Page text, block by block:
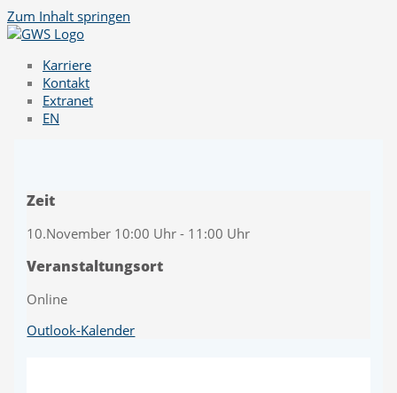
Zum Inhalt springen
Karriere
Kontakt
Extranet
EN
Zeit
10.November 10:00 Uhr - 11:00 Uhr
Veranstaltungsort
Online
Outlook-Kalender